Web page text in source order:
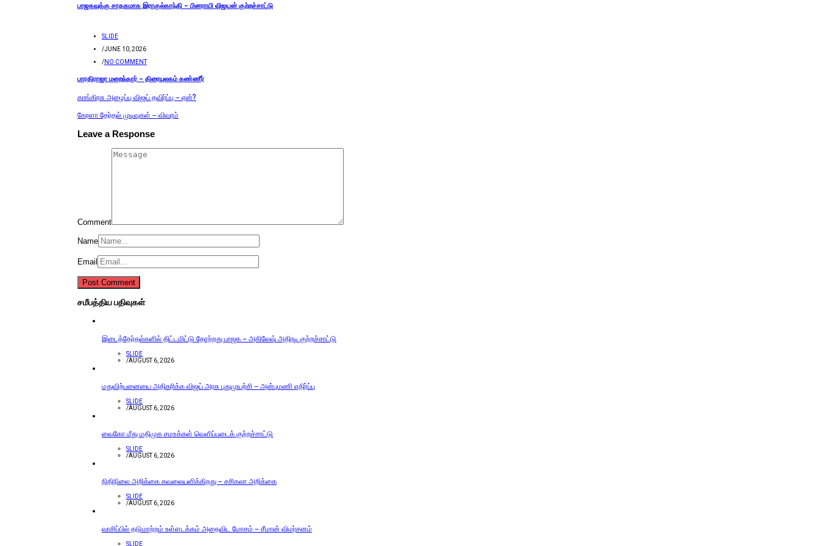
பாஜகவுக்கு சாதகமாக இராகுல்காந்தி – பினராயி விஜயன் குற்றச்சாட்டு
SLIDE
/JUNE 10, 2026
/NO COMMENT
பாரதிராஜா மறைந்தார் – திரையுலகம் கண்ணீர்
காங்கிரசு அழைப்பு விஜய் தவிர்ப்பு – ஏன்?
கேரளா தேர்தல் முடிவுகள் – விவரம்
Leave a Response
Comment
Name
Email
சமீபத்திய பதிவுகள்
இடைத்தேர்தல்களில் திட்டமிட்டு தோற்றது பாஜக – அகிலேஷ் அதிரடி குற்றச்சாட்டு
SLIDE
/AUGUST 6, 2026
மதுவிற்பனையை அதிகரிக்க விஜய் அரசு புதுமுயற்சி – அன்புமணி எதிர்ப்பு
SLIDE
/AUGUST 6, 2026
வைகோ மீது மதிமுக சமஉக்கள் வெளிப்படைக் குற்றச்சாட்டு
SLIDE
/AUGUST 6, 2026
நிதிநிலை அறிக்கை கவலையளிக்கிறது – சசிகலா அறிக்கை
SLIDE
/AUGUST 6, 2026
வாசிப்பில் தடுமாற்றம் உள்ளடக்கம் அதைவிட மோசம் – சீமான் விமர்சனம்
SLIDE